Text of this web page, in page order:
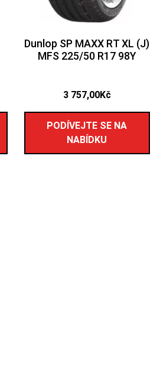
Dunlop SP MAXX RT XL (J)
MFS 225/50 R17 98Y
3 757,00Kč
PODÍVEJTE SE NA
NABÍDKU